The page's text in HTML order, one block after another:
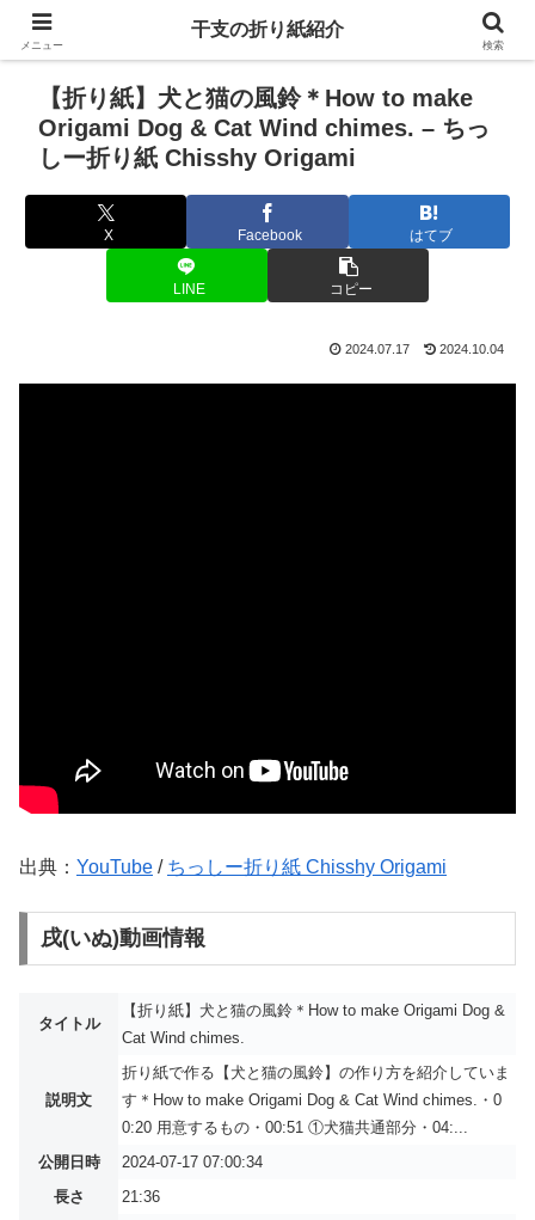
【折り紙】犬と猫の風鈴＊How to make
Origami Dog & Cat Wind chimes. – ちっ
しー折り紙 Chisshy Origami
X Facebook はてブ
LINE コピー
2024.07.17 2024.10.04
出典： YouTube / ちっしー折り紙 Chisshy Origami
戌(いぬ)動画情報
タイトル
【折り紙】犬と猫の風鈴＊How to make Origami Dog &
Cat Wind chimes.
説明文
折り紙で作る【犬と猫の風鈴】の作り方を紹介していま
す＊How to make Origami Dog & Cat Wind chimes.・0
0:20 用意するもの・00:51 ①犬猫共通部分・04:...
公開日時
2024-07-17 07:00:34
長さ
21:36
メニュー
干支の折り紙紹介
検索